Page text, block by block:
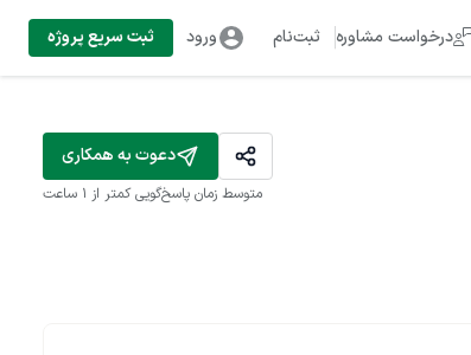
درخواست مشاوره ثبت‌نام ورود ثبت سریع پروژه
دعوت به همکاری
متوسط زمان پاسخ‌گویی کمتر از 1 ساعت